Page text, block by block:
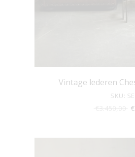
Vintage lederen
SKU:
€